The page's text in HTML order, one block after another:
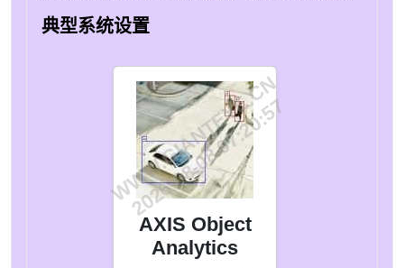
典型系统设置
AXIS Object
Analytics
WWW.GIANTEYE.CN
2026-08-08 07:20:57